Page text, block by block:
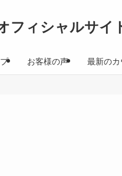
フィシャルサイ
お客様の声 最新の